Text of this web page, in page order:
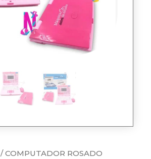
/ COMPUTADOR ROSADO